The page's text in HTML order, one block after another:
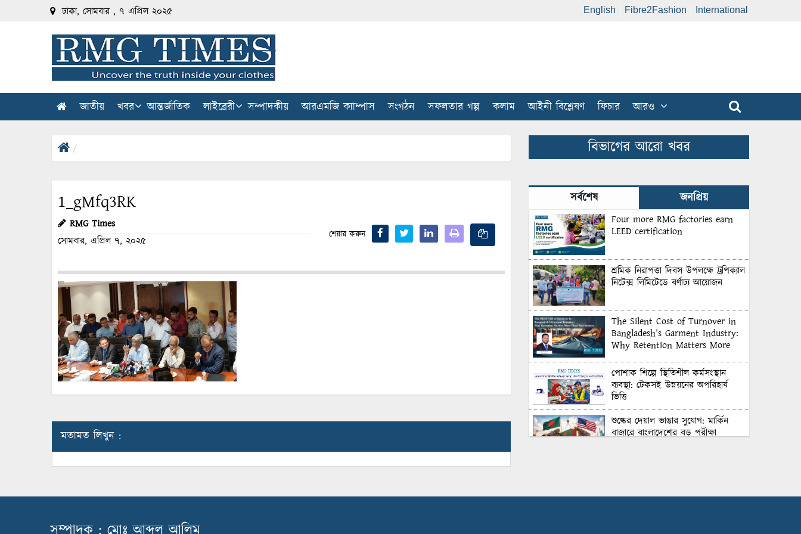
ঢাকা, সোমবার , ৭ এপ্রিল ২০২৫ English Fibre2Fashion International
জাতীয় খবর আন্তর্জাতিক লাইব্রেরী সম্পাদকীয় আরএমজি ক্যাম্পাস সংগঠন সফলতার গল্প কলাম আইনী বিশ্লেষণ ফিচার আরও
1_gMfq3RK
RMG Times
সোমবার, এপ্রিল ৭, ২০২৫
শেয়ার করুন
মতামত লিখুন :
বিভাগের আরো খবর
সর্বশেষ জনপ্রিয়
Four more RMG factories earn
LEED certification
শ্রমিক নিরাপত্তা দিবস উপলক্ষে ট্রপিক্যাল
নিটেক্স লিমিটেডে বর্ণাঢ্য আয়োজন
The Silent Cost of Turnover in
Bangladesh’s Garment Industry:
Why Retention Matters More
পোশাক শিল্পে স্থিতিশীল কর্মসংস্থান
ব্যবস্থা: টেকসই উন্নয়নের অপরিহার্য
ভিত্তি
শুল্কের দেয়াল ভাঙার সুযোগ: মার্কিন
বাজারে বাংলাদেশের বড় পরীক্ষা
Workers–2026